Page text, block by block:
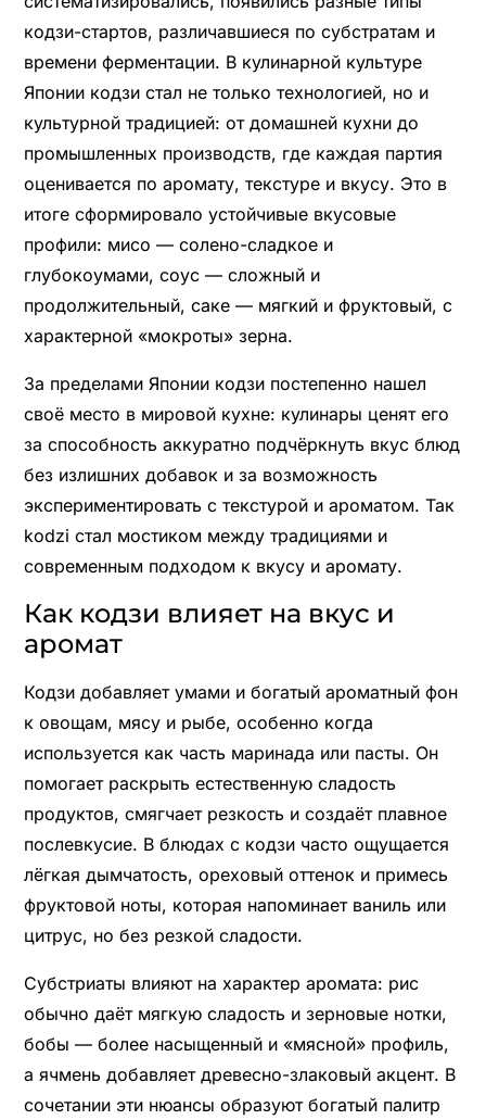
кодзи-стартов, различавшиеся по субстратам и
времени ферментации. В кулинарной культуре
Японии кодзи стал не только технологией, но и
культурной традицией: от домашней кухни до
промышленных производств, где каждая партия
оценивается по аромату, текстуре и вкусу. Это в
итоге сформировало устойчивые вкусовые
профили: мисо — солено-сладкое и
глубокоумами, соус — сложный и
продолжительный, саке — мягкий и фруктовый, с
характерной «мокроты» зерна.
За пределами Японии кодзи постепенно нашел
своё место в мировой кухне: кулинары ценят его
за способность аккуратно подчёркнуть вкус блюд
без излишних добавок и за возможность
экспериментировать с текстурой и ароматом. Так
kodzi стал мостиком между традициями и
современным подходом к вкусу и аромату.
Как кодзи влияет на вкус и
аромат
Кодзи добавляет умами и богатый ароматный фон
к овощам, мясу и рыбе, особенно когда
используется как часть маринада или пасты. Он
помогает раскрыть естественную сладость
продуктов, смягчает резкость и создаёт плавное
послевкусие. В блюдах с кодзи часто ощущается
лёгкая дымчатость, ореховый оттенок и примесь
фруктовой ноты, которая напоминает ваниль или
цитрус, но без резкой сладости.
Субстриаты влияют на характер аромата: рис
обычно даёт мягкую сладость и зерновые нотки,
бобы — более насыщенный и «мясной» профиль,
а ячмень добавляет древесно-злаковый акцент. В
сочетании эти нюансы образуют богатый палитр